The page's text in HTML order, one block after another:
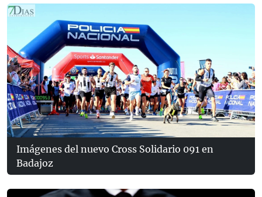
Imágenes del nuevo Cross Solidario 091 en
Badajoz